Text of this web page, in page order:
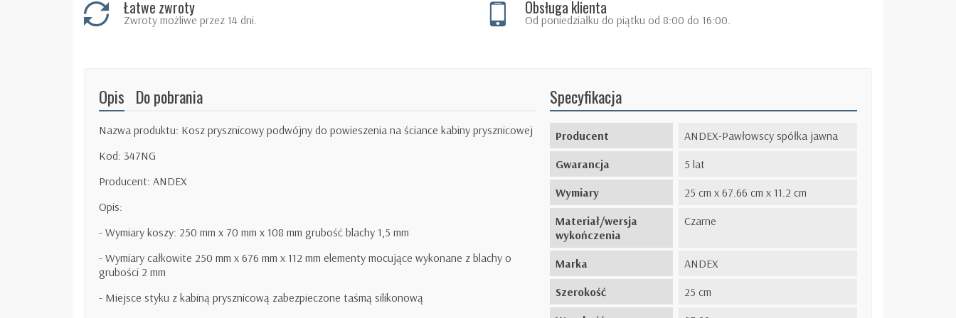
Łatwe zwroty
Zwroty możliwe przez 14 dni.
Obsługa klienta
Od poniedziałku do piątku od 8:00 do 16:00.
Opis Do pobrania
Nazwa produktu: Kosz prysznicowy podwójny do powieszenia na ściance kabiny prysznicowej
Kod: 347NG
Producent: ANDEX
Opis:
- Wymiary koszy: 250 mm x 70 mm x 108 mm grubość blachy 1,5 mm
- Wymiary całkowite 250 mm x 676 mm x 112 mm elementy mocujące wykonane z blachy o
grubości 2 mm
- Miejsce styku z kabiną prysznicową zabezpieczone taśmą silikonową
Specyfikacja
Producent
ANDEX-Pawłowscy spółka jawna
Gwarancja
5 lat
Wymiary
25 cm x 67.66 cm x 11.2 cm
Materiał/wersja
wykończenia
Czarne
Marka
ANDEX
Szerokość
25 cm